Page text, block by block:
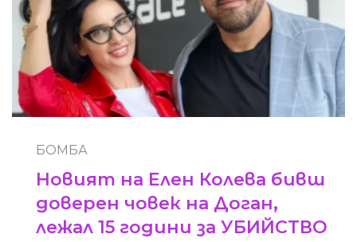
БОМБА
Новият на Елен Колева бивш
доверен човек на Доган,
лежал 15 години за УБИЙСТВО